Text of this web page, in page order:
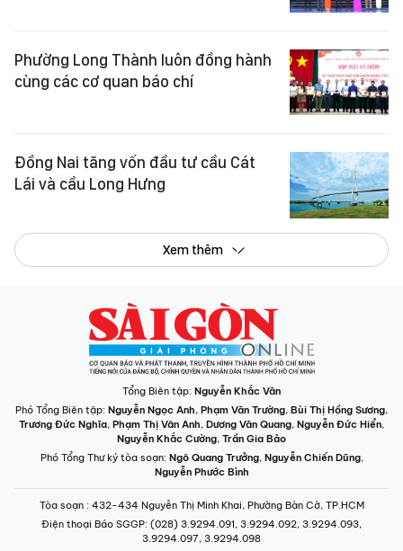
Phường Long Thành luôn đồng hành
cùng các cơ quan báo chí
Đồng Nai tăng vốn đầu tư cầu Cát
Lái và cầu Long Hưng
Xem thêm
Tổng Biên tập: Nguyễn Khắc Văn
Phó Tổng Biên tập: Nguyễn Ngọc Anh, Phạm Văn Trường, Bùi Thị Hồng Sương,
Trương Đức Nghĩa, Phạm Thị Vân Anh, Dương Văn Quang, Nguyễn Đức Hiển,
Nguyễn Khắc Cường, Trần Gia Bảo
Phó Tổng Thư ký tòa soạn: Ngô Quang Trưởng, Nguyễn Chiến Dũng,
Nguyễn Phước Bình
Tòa soạn : 432-434 Nguyễn Thị Minh Khai, Phường Bàn Cờ, TP.HCM
Điện thoại Báo SGGP: (028) 3.9294.091, 3.9294.092, 3.9294.093,
3.9294.097, 3.9294.098